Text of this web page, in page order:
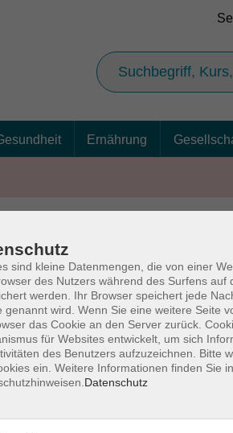
Ernährung
sind kleine Datenmengen, die von einer
des Nutzers während des Surfens auf
werden. Ihr Browser speichert jede
genannt wird. Wenn Sie eine weitere Seite
das Cookie an den Server zurück.
für Websites entwickelt, um sich
des Benutzers aufzuzeichnen. Bitte
ein. Weitere Informationen finden Sie
Datenschutz